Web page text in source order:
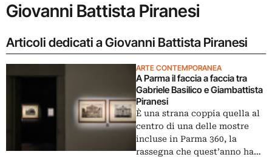
Giovanni Battista Piranesi
Articoli dedicati a Giovanni Battista Piranesi
ARTE CONTEMPORANEA
A Parma il faccia a faccia tra
Gabriele Basilico e Giambattista
Piranesi
È una strana coppia quella al
centro di una delle mostre
incluse in Parma 360, la
rassegna che quest’anno ha…